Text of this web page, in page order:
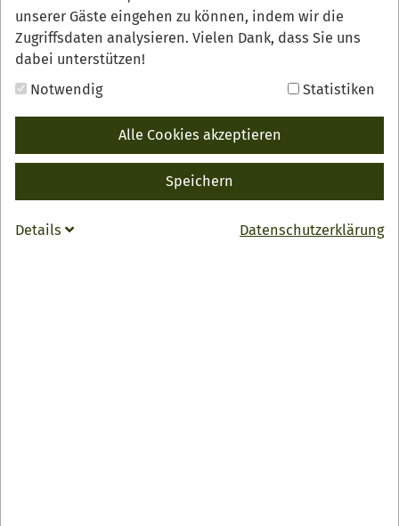
unserer Gäste eingehen zu können, indem wir die
Zugriffsdaten analysieren. Vielen Dank, dass Sie uns
dabei unterstützen!
Notwendig
Statistiken
Alle Cookies akzeptieren
Speichern
Datenschutzerklärung
Details
Bistro Pavillon